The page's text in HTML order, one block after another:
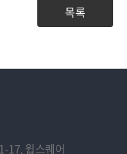
목록
17, 윕스퀘어